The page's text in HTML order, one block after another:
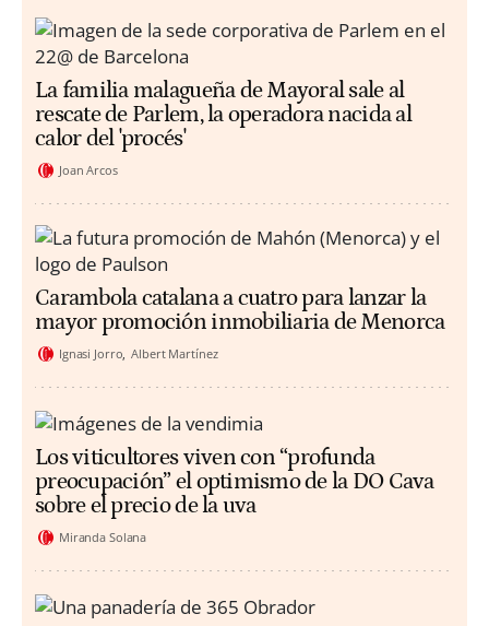
La familia malagueña de Mayoral sale al
rescate de Parlem, la operadora nacida al
calor del 'procés'
Joan Arcos
Carambola catalana a cuatro para lanzar la
mayor promoción inmobiliaria de Menorca
Ignasi Jorro Albert Martínez
Los viticultores viven con “profunda
preocupación” el optimismo de la DO Cava
sobre el precio de la uva
Miranda Solana